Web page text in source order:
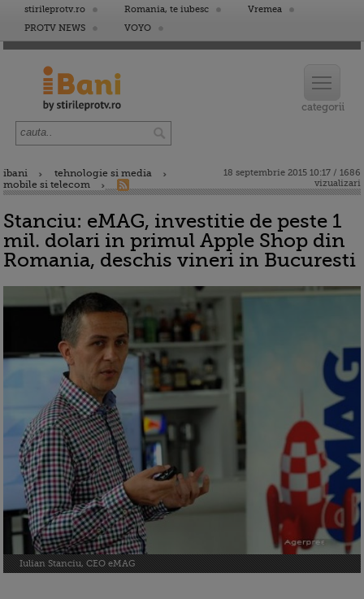
stirileprotv.ro Romania, te iubesc
Vremea
PROTV NEWS
VOYO
ibani
tehnologie si media
mobile si telecom
18 septembrie 2015 10:17 / 1686
vizualizari
Stanciu: eMAG, investitie de peste 1
mil. dolari in primul Apple Shop din
Romania, deschis vineri in Bucuresti
Iulian Stanciu, CEO eMAG